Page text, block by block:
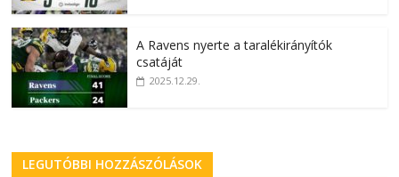
A Ravens nyerte a taralékirányítók
csatáját
2025.12.29.
LEGUTÓBBI HOZZÁSZÓLÁSOK